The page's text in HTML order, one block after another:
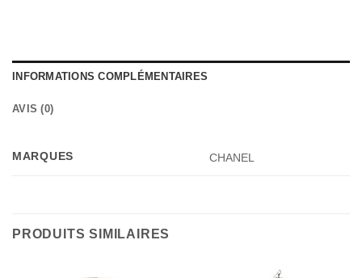
INFORMATIONS COMPLÉMENTAIRES
AVIS (0)
MARQUES CHANEL
PRODUITS SIMILAIRES